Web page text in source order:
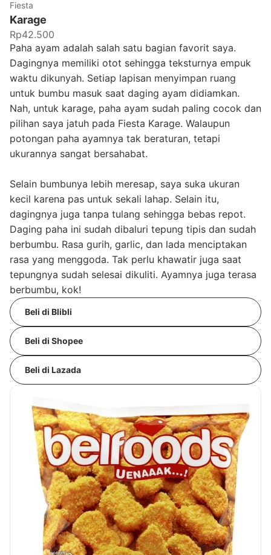
Fiesta
Karage
Rp42.500
Paha ayam adalah salah satu bagian favorit saya.
Dagingnya memiliki otot sehingga teksturnya empuk
waktu dikunyah. Setiap lapisan menyimpan ruang
untuk bumbu masuk saat daging ayam didiamkan.
Nah, untuk karage, paha ayam sudah paling cocok dan
pilihan saya jatuh pada Fiesta Karage. Walaupun
potongan paha ayamnya tak beraturan, tetapi
ukurannya sangat bersahabat.
Selain bumbunya lebih meresap, saya suka ukuran
kecil karena pas untuk sekali lahap. Selain itu,
dagingnya juga tanpa tulang sehingga bebas repot.
Daging paha ini sudah dibaluri tepung tipis dan sudah
berbumbu. Rasa gurih, garlic, dan lada menciptakan
rasa yang menggoda. Tak perlu khawatir juga saat
tepungnya sudah selesai dikuliti. Ayamnya juga terasa
berbumbu, kok!
Beli di Blibli
Beli di Shopee
Beli di Lazada